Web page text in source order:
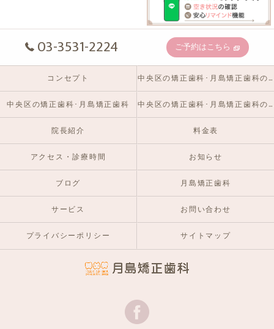
03-3531-2224 ご予約はこちら
コンセプト 中央区の矯正歯科･月島矯正歯科の口コミ情報
中央区の矯正歯科･月島矯正歯科 中央区の矯正歯科･月島矯正歯科のお客様の声
院長紹介 料金表
アクセス・診療時間 お知らせ
ブログ 月島矯正歯科
サービス お問い合わせ
プライバシーポリシー サイトマップ